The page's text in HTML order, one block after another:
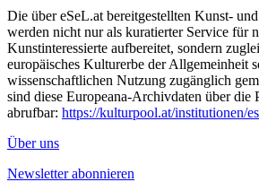
Die über eSeL.at bereitgestellten Kunst-
werden nicht nur als kuratierter Service für
Kunstinteressierte aufbereitet, sondern
europäisches Kulturerbe der Allgemeinheit
wissenschaftlichen Nutzung zugänglich
sind diese Europeana-Archivdaten über
abrufbar: https://kulturpool.at/institutionen/
Über uns
Newsletter abonnieren